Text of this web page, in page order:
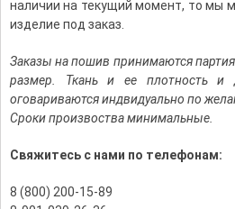
наличии на текущий момент, то мы
изделие под заказ.
Заказы на пошив принимаются
размер. Ткань и ее плотность и
оговариваются индвидуально по
Сроки произвоства минимальные.
Свяжитесь с нами по телефонам:
8 (800) 200-15-89